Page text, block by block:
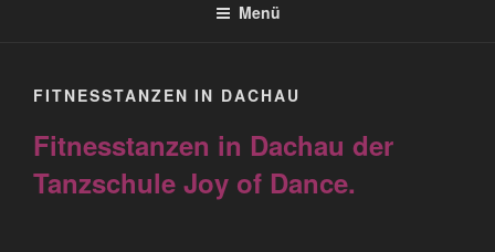
Menü
FITNESSTANZEN IN DACHAU
Fitnesstanzen in Dachau der
Tanzschule Joy of Dance.